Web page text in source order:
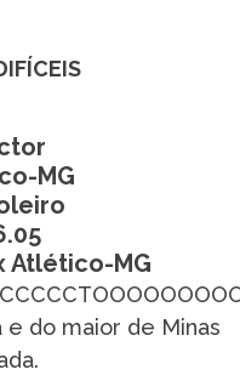
MG
Atlético-MG
e do maior de Minas